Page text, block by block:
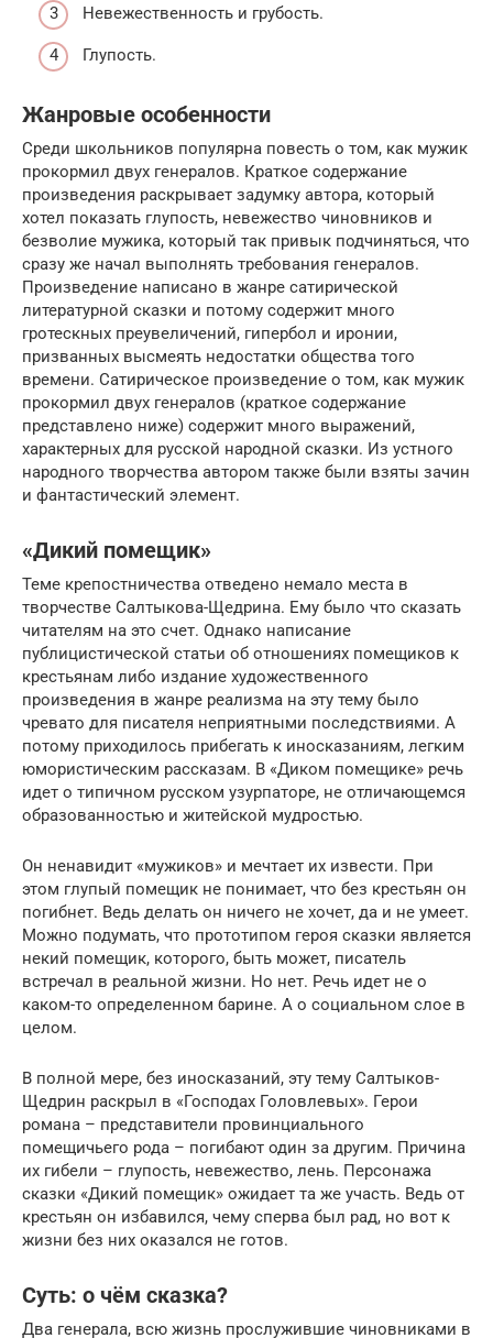
Невежественность и грубость.
Глупость.
Жанровые особенности
Среди школьников популярна повесть о том, как мужик
прокормил двух генералов. Краткое содержание
произведения раскрывает задумку автора, который
хотел показать глупость, невежество чиновников и
безволие мужика, который так привык подчиняться, что
сразу же начал выполнять требования генералов.
Произведение написано в жанре сатирической
литературной сказки и потому содержит много
гротескных преувеличений, гипербол и иронии,
призванных высмеять недостатки общества того
времени. Сатирическое произведение о том, как мужик
прокормил двух генералов (краткое содержание
представлено ниже) содержит много выражений,
характерных для русской народной сказки. Из устного
народного творчества автором также были взяты зачин
и фантастический элемент.
«Дикий помещик»
Теме крепостничества отведено немало места в
творчестве Салтыкова-Щедрина. Ему было что сказать
читателям на это счет. Однако написание
публицистической статьи об отношениях помещиков к
крестьянам либо издание художественного
произведения в жанре реализма на эту тему было
чревато для писателя неприятными последствиями. А
потому приходилось прибегать к иносказаниям, легким
юмористическим рассказам. В «Диком помещике» речь
идет о типичном русском узурпаторе, не отличающемся
образованностью и житейской мудростью.
Он ненавидит «мужиков» и мечтает их извести. При
этом глупый помещик не понимает, что без крестьян он
погибнет. Ведь делать он ничего не хочет, да и не умеет.
Можно подумать, что прототипом героя сказки является
некий помещик, которого, быть может, писатель
встречал в реальной жизни. Но нет. Речь идет не о
каком-то определенном барине. А о социальном слое в
целом.
В полной мере, без иносказаний, эту тему Салтыков-
Щедрин раскрыл в «Господах Головлевых». Герои
романа – представители провинциального
помещичьего рода – погибают один за другим. Причина
их гибели – глупость, невежество, лень. Персонажа
сказки «Дикий помещик» ожидает та же участь. Ведь от
крестьян он избавился, чему сперва был рад, но вот к
жизни без них оказался не готов.
Суть: о чём сказка?
Два генерала, всю жизнь прослужившие чиновниками в